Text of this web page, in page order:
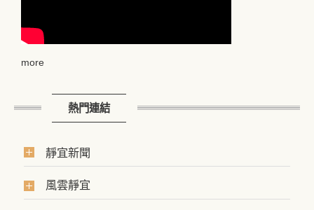
more
熱門連結
靜宜新聞
風雲靜宜